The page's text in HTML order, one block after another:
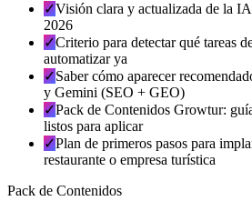
✓Visión clara y actualizada de la
2026
✓Criterio para detectar qué tareas
automatizar ya
✓Saber cómo aparecer
y Gemini (SEO + GEO)
✓Pack de Contenidos Growtur:
listos para aplicar
✓Plan de primeros pasos para
restaurante o empresa turística
Pack de Contenidos